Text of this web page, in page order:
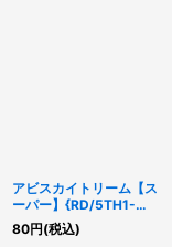
アビスカイトリーム【ス
ーパー】{RD/5TH1-
JP111}《RDモンスタ
ー》
80円(税込)